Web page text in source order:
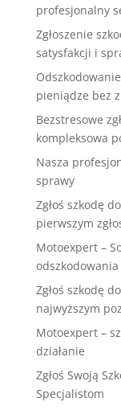
profesjonalny
Zgłoszenie
satysfakcji i
pieniądze bez
Bezstresowe
kompleksowa
Nasza
sprawy
Zgłoś szkodę
pierwszym
Motoexpert –
odszkodowania
Zgłoś szkodę
najwyższym
Motoexpert –
działanie
Zgłoś Swoją
Specjalistom